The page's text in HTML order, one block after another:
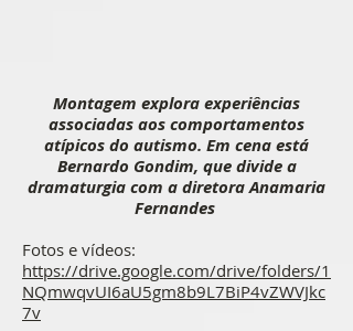
Montagem explora experiências
associadas aos comportamentos
atípicos do autismo. Em cena está
Bernardo Gondim, que divide a
dramaturgia com a diretora Anamaria
Fernandes
Fotos e vídeos:
https://drive.google.com/drive/folders/1
NQmwqvUI6aU5gm8b9L7BiP4vZWVJkc
7v